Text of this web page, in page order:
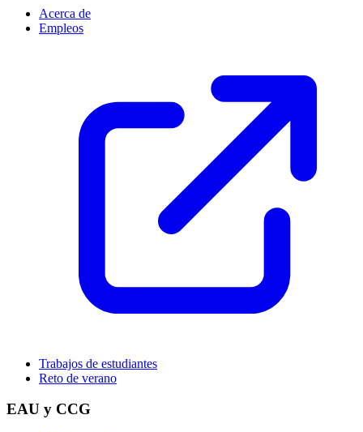
Acerca de
Empleos
Trabajos de estudiantes
Reto de verano
EAU y CCG